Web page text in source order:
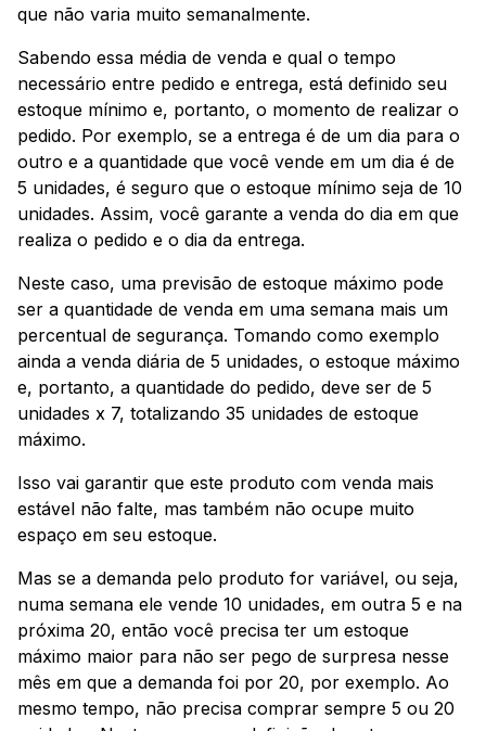
que não varia muito semanalmente.
Sabendo essa média de venda e qual o tempo
necessário entre pedido e entrega, está definido seu
estoque mínimo e, portanto, o momento de realizar o
pedido. Por exemplo, se a entrega é de um dia para o
outro e a quantidade que você vende em um dia é de
5 unidades, é seguro que o estoque mínimo seja de 10
unidades. Assim, você garante a venda do dia em que
realiza o pedido e o dia da entrega.
Neste caso, uma previsão de estoque máximo pode
ser a quantidade de venda em uma semana mais um
percentual de segurança. Tomando como exemplo
ainda a venda diária de 5 unidades, o estoque máximo
e, portanto, a quantidade do pedido, deve ser de 5
unidades x 7, totalizando 35 unidades de estoque
máximo.
Isso vai garantir que este produto com venda mais
estável não falte, mas também não ocupe muito
espaço em seu estoque.
Mas se a demanda pelo produto for variável, ou seja,
numa semana ele vende 10 unidades, em outra 5 e na
próxima 20, então você precisa ter um estoque
máximo maior para não ser pego de surpresa nesse
mês em que a demanda foi por 20, por exemplo. Ao
mesmo tempo, não precisa comprar sempre 5 ou 20